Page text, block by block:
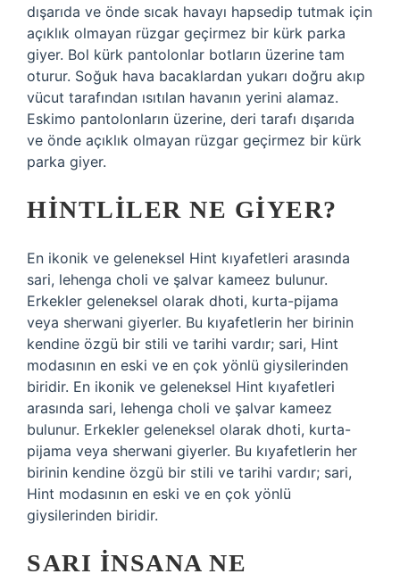
dışarıda ve önde sıcak havayı hapsedip tutmak için
açıklık olmayan rüzgar geçirmez bir kürk parka
giyer. Bol kürk pantolonlar botların üzerine tam
oturur. Soğuk hava bacaklardan yukarı doğru akıp
vücut tarafından ısıtılan havanın yerini alamaz.
Eskimo pantolonların üzerine, deri tarafı dışarıda
ve önde açıklık olmayan rüzgar geçirmez bir kürk
parka giyer.
HINTLILER NE GIYER?
En ikonik ve geleneksel Hint kıyafetleri arasında
sari, lehenga choli ve şalvar kameez bulunur.
Erkekler geleneksel olarak dhoti, kurta-pijama
veya sherwani giyerler. Bu kıyafetlerin her birinin
kendine özgü bir stili ve tarihi vardır; sari, Hint
modasının en eski ve en çok yönlü giysilerinden
biridir. En ikonik ve geleneksel Hint kıyafetleri
arasında sari, lehenga choli ve şalvar kameez
bulunur. Erkekler geleneksel olarak dhoti, kurta-
pijama veya sherwani giyerler. Bu kıyafetlerin her
birinin kendine özgü bir stili ve tarihi vardır; sari,
Hint modasının en eski ve en çok yönlü
giysilerinden biridir.
SARI INSANA NE